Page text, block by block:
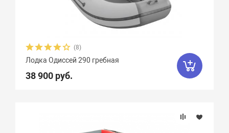
(8)
Лодка Одиссей 290 гребная
38 900 руб.